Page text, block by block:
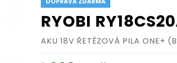
RYOBI
AKU 18V ŘETĚZOVÁ PILA ONE+